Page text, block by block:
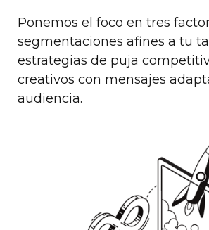
Ponemos el foco en tres
segmentaciones afines a tu
estrategias de puja
creativos con mensajes
audiencia.